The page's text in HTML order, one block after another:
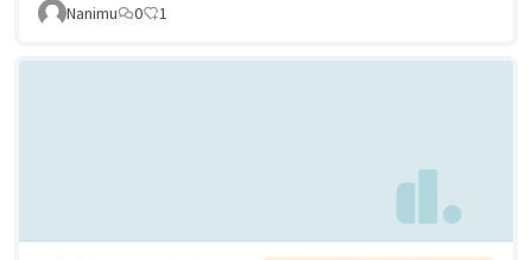
Nanimu
0 1